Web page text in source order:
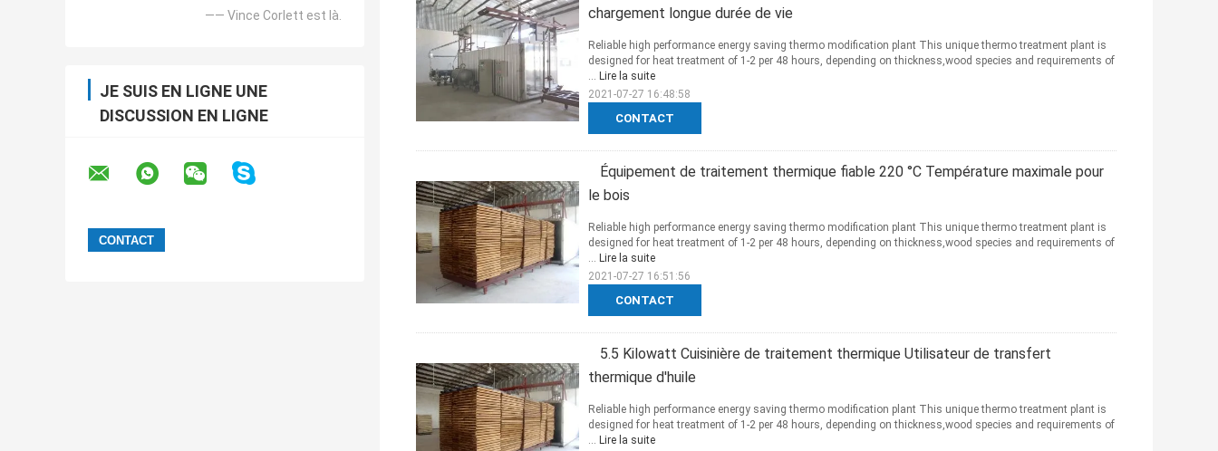
—— Vince Corlett est là.
JE SUIS EN LIGNE UNE
DISCUSSION EN LIGNE
chargement longue durée de vie
CONTACT
Reliable high performance energy saving thermo modification plant This unique thermo treatment plant is
designed for heat treatment of 1-2 per 48 hours, depending on thickness,wood species and requirements of
... Lire la suite
2021-07-27 16:48:58
Équipement de traitement thermique fiable 220 °C Température maximale pour
le bois
CONTACT
Reliable high performance energy saving thermo modification plant This unique thermo treatment plant is
designed for heat treatment of 1-2 per 48 hours, depending on thickness,wood species and requirements of
... Lire la suite
2021-07-27 16:51:56
5.5 Kilowatt Cuisinière de traitement thermique Utilisateur de transfert
thermique d'huile
Reliable high performance energy saving thermo modification plant This unique thermo treatment plant is
designed for heat treatment of 1-2 per 48 hours, depending on thickness,wood species and requirements of
... Lire la suite